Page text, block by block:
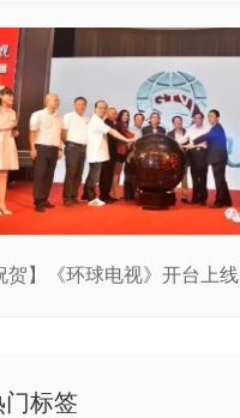
贺】《环球电视》开台上线
门标签